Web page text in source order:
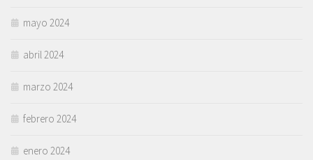
mayo 2024
abril 2024
marzo 2024
febrero 2024
enero 2024